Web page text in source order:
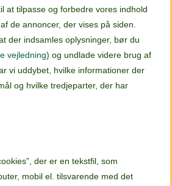
at tilpasse og forbedre vores indhold
de annoncer, der vises på siden.
der indsamles oplysninger, bør du
vejledning) og undlade videre brug af
vi uddybet, hvilke informationer der
og hvilke tredjeparter, der har
der er en tekstfil, som
mobil el. tilsvarende med det